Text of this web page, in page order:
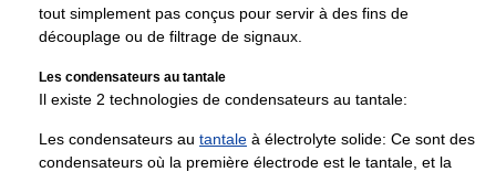
tout simplement pas conçus pour servir à des fins de
découplage ou de filtrage de signaux.
Les condensateurs au tantale
Il existe 2 technologies de condensateurs au tantale:
Les condensateurs au tantale à électrolyte solide: Ce sont des
condensateurs où la première électrode est le tantale, et la